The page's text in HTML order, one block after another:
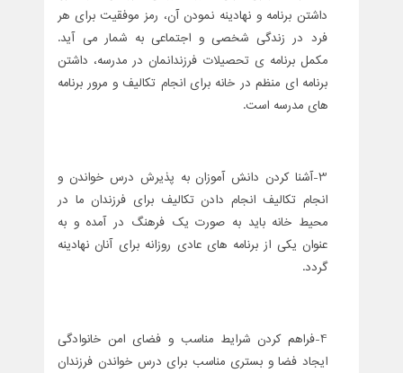
داشتن برنامه و نهادینه نمودن آن، رمز موفقیت برای هر
فرد در زندگی شخصی و اجتماعی به شمار می آید.
مکمل برنامه ی تحصیلات فرزندانمان در مدرسه، داشتن
برنامه ای منظم در خانه برای انجام تکالیف و مرور برنامه
های مدرسه است.
3-آشنا کردن دانش آموزان به پذیرش درس خواندن و
انجام تکالیف انجام دادن تکالیف برای فرزندان ما در
محیط خانه باید به صورت یک فرهنگ در آمده و به
عنوان یکی از برنامه های عادی روزانه برای آنان نهادینه
گردد.
4-فراهم کردن شرایط مناسب و فضای امن خانوادگی
ایجاد فضا و بستری مناسب برای درس خواندن فرزندان